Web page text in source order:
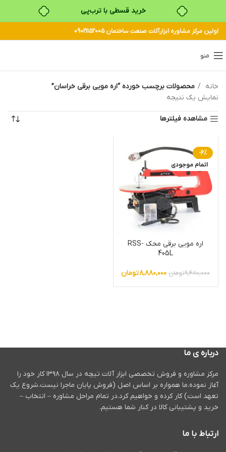
خرید قسطی با ترب‌پی
اولین مرکز مشاوره ابزارآلات صنعت ساختمان 09021152005
منو
خانه
محصولات برچسب خورده “اره مویی برقی خراسان”
نمایش یک نتیجه
مشاهده فیلترها
-6%
اتمام موجودی
اره مویی برقی محک RSS-
405L
۹,۴۸۰,۰۰۰تومان ۸,۸۸۰,۰۰۰تومان
درباره ی ما
مرکز مشاوره و فروش تخصصی ابزار آلات تیچه در سال ۱۳۹۸ کار خود را
آغاز نموده.ما همواره بر اساس اصل (فروش پایان ماجرا نیست.شروع یک
تعهد است) کار کرده و خواهیم کرد.در تمام مراحل مشاوره – انتخاب –
خرید و پشتیبانی کالا در کنار شما هستیم.
ارتباط با ما